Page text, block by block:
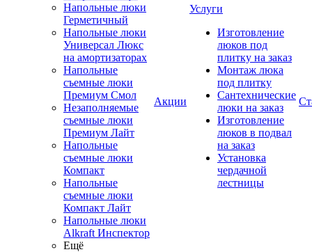
Напольные люки
Герметичный
Напольные люки
Универсал Люкс
на амортизаторах
Напольные
съемные люки
Премиум Смол
Незаполняемые
съемные люки
Премиум Лайт
Напольные
съемные люки
Компакт
Напольные
съемные люки
Компакт Лайт
Напольные люки
Alkraft Инспектор
Ещё
Акции
Услуги
Изготовление
люков под
плитку на заказ
Монтаж люка
под плитку
Сантехнические
люки на заказ
Изготовление
люков в подвал
на заказ
Установка
чердачной
лестницы